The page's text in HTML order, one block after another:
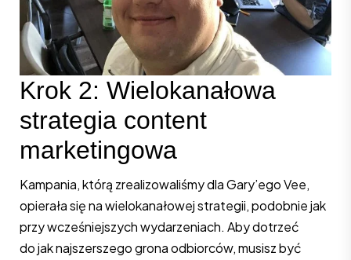
Krok 2: Wielokanałowa
strategia content
marketingowa
Kampania, którą zrealizowaliśmy dla Gary’ego Vee,
opierała się na wielokanałowej strategii, podobnie jak
przy wcześniejszych wydarzeniach. Aby dotrzeć
do jak najszerszego grona odbiorców, musisz być